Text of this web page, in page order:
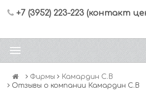
+7 (3952) 223-223 (контакт
Фирмы
Камардин С.В
Отзывы о компании Камардин С.В